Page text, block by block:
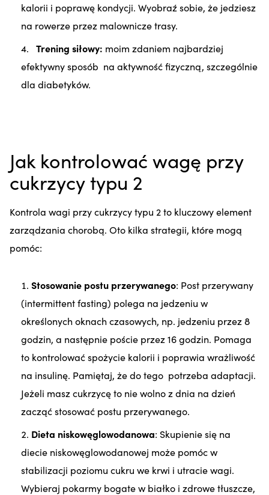
kalorii i poprawę kondycji. Wyobraź sobie, że jedziesz
na rowerze przez malownicze trasy.
Trening siłowy: moim zdaniem najbardziej
efektywny sposób na aktywność fizyczną, szczególnie
dla diabetyków.
Jak kontrolować wagę przy
cukrzycy typu 2
Kontrola wagi przy cukrzycy typu 2 to kluczowy element
zarządzania chorobą. Oto kilka strategii, które mogą
pomóc:
Stosowanie postu przerywanego: Post przerywany
(intermittent fasting) polega na jedzeniu w
określonych oknach czasowych, np. jedzeniu przez 8
godzin, a następnie poście przez 16 godzin. Pomaga
to kontrolować spożycie kalorii i poprawia wrażliwość
na insulinę. Pamiętaj, że do tego potrzeba adaptacji.
Jeżeli masz cukrzycę to nie wolno z dnia na dzień
zacząć stosować postu przerywanego.
Dieta niskowęglowodanowa: Skupienie się na
diecie niskowęglowodanowej może pomóc w
stabilizacji poziomu cukru we krwi i utracie wagi.
Wybieraj pokarmy bogate w białko i zdrowe tłuszcze,